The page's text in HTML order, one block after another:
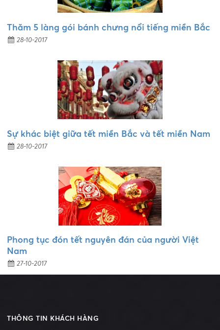
Thăm 5 làng gói bánh chưng nổi tiếng miền Bắc
28-10-2017
Sự khác biệt giữa tết miền Bắc và tết miền Nam
28-10-2017
Phong tục đón tết nguyên đán của người Việt
Nam
27-10-2017
THÔNG TIN KHÁCH HÀNG